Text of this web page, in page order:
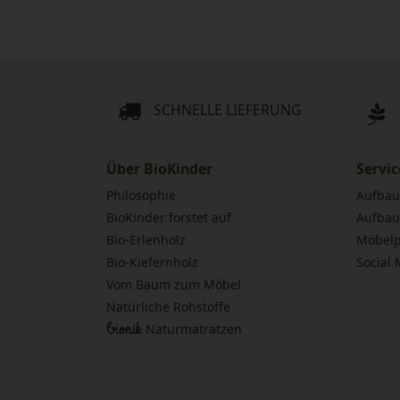
SCHNELLE LIEFERUNG
Über BioKinder
Philosophie
BioKinder forstet auf
Bio-Erlenholz
Bio-Kiefernholz
Vom Baum zum Möbel
Natürliche Rohstoffe
bionik Naturmatratzen
Social